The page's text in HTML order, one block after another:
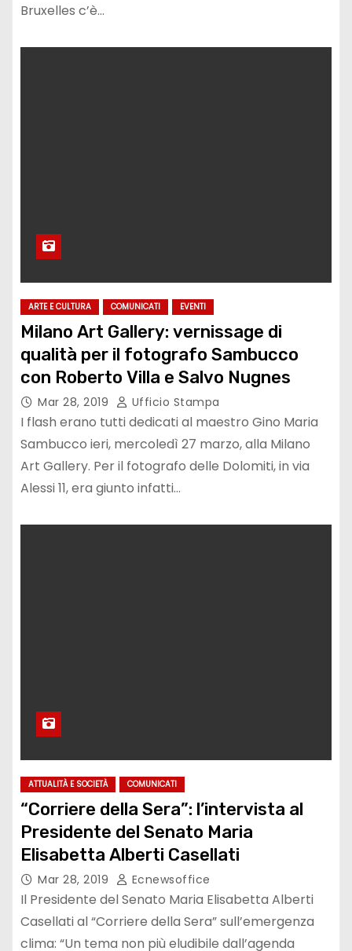
Bruxelles c’è…
ARTE E CULTURA COMUNICATI EVENTI
Milano Art Gallery: vernissage di
qualità per il fotografo Sambucco
con Roberto Villa e Salvo Nugnes
Mar 28, 2019 Ufficio Stampa
I flash erano tutti dedicati al maestro Gino Maria
Sambucco ieri, mercoledì 27 marzo, alla Milano
Art Gallery. Per il fotografo delle Dolomiti, in via
Alessi 11, era giunto infatti…
ATTUALITÀ E SOCIETÀ COMUNICATI
“Corriere della Sera”: l’intervista al
Presidente del Senato Maria
Elisabetta Alberti Casellati
Mar 28, 2019 Ecnewsoffice
Il Presidente del Senato Maria Elisabetta Alberti
Casellati al “Corriere della Sera” sull’emergenza
clima: “Un tema non più eludibile dall’agenda